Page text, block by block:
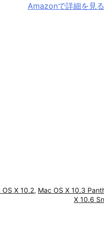
Amazonで詳細を見る
OS X 10.2, Mac OS X 10.3
X 10.6